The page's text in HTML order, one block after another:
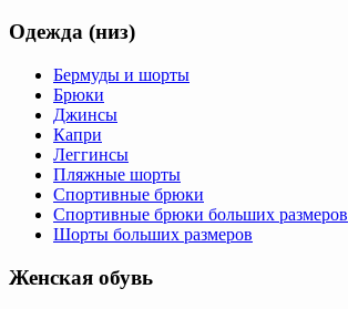
Одежда (низ)
Бермуды и шорты
Брюки
Джинсы
Капри
Леггинсы
Пляжные шорты
Спортивные брюки
Спортивные брюки больших размеров
Шорты больших размеров
Женская обувь